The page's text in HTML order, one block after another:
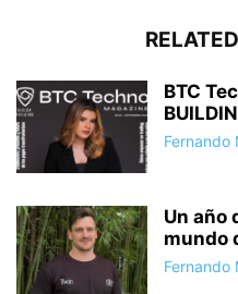
BTC
Fernando
Un año
mundo
Fernando